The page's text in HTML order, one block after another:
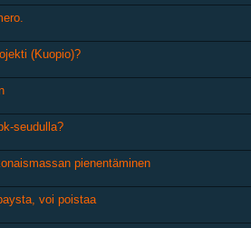
(Kuopio)?
seudulla?
pienentäminen
voi poistaa